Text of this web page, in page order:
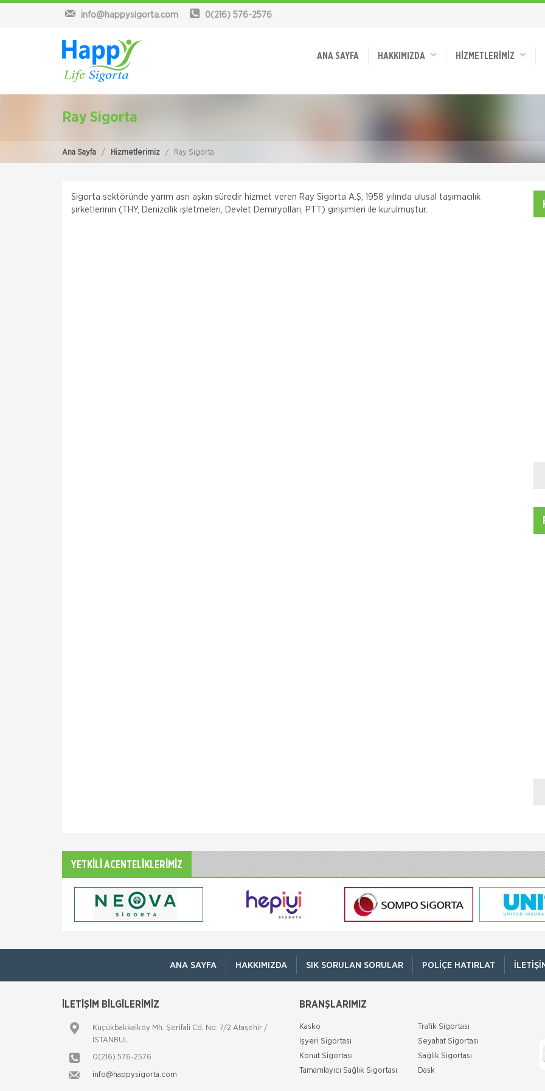
info@happysigorta.com 0(216) 576-2576
ANA SAYFA HAKKIMIZDA HİZMETLERİMİZ
Ray Sigorta
Ana Sayfa Hizmetlerimiz Ray Sigorta
Sigorta sektöründe yarım asrı aşkın süredir hizmet veren Ray Sigorta A.Ş; 1958 yılında ulusal taşımacılık
şirketlerinin (THY, Denizcilik işletmeleri, Devlet Demiryolları, PTT) girişimleri ile kurulmuştur.
YETKİLİ ACENTELİKLERİMİZ
ANA SAYFA HAKKIMIZDA SIK SORULAN SORULAR POLIÇE HATIRLAT
İLETİŞİM BİLGİLERİMİZ
Küçükbakkalköy Mh. Şerifali Cd. No: 7/2 Ataşehir /
İSTANBUL
0(216) 576-2576
info@happysigorta.com
BRANŞLARIMIZ
Kasko
Trafik Sigortası
İşyeri Sigortası
Seyahat Sigortası
Konut Sigortası
Sağlık Sigortası
Tamamlayıcı Sağlık Sigortası
Dask